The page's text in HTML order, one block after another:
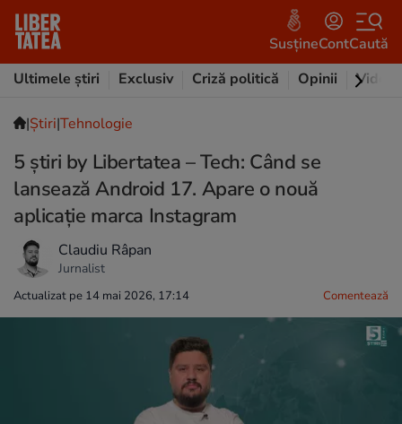
SusțineContCaută
Ultimele știri
Exclusiv Criză politică Opinii Video
|Ştiri|Tehnologie
5 știri by Libertatea – Tech: Când se
lansează Android 17. Apare o nouă
aplicaţie marca Instagram
Claudiu Râpan
Jurnalist
Actualizat pe 14 mai 2026, 17:14 Comentează